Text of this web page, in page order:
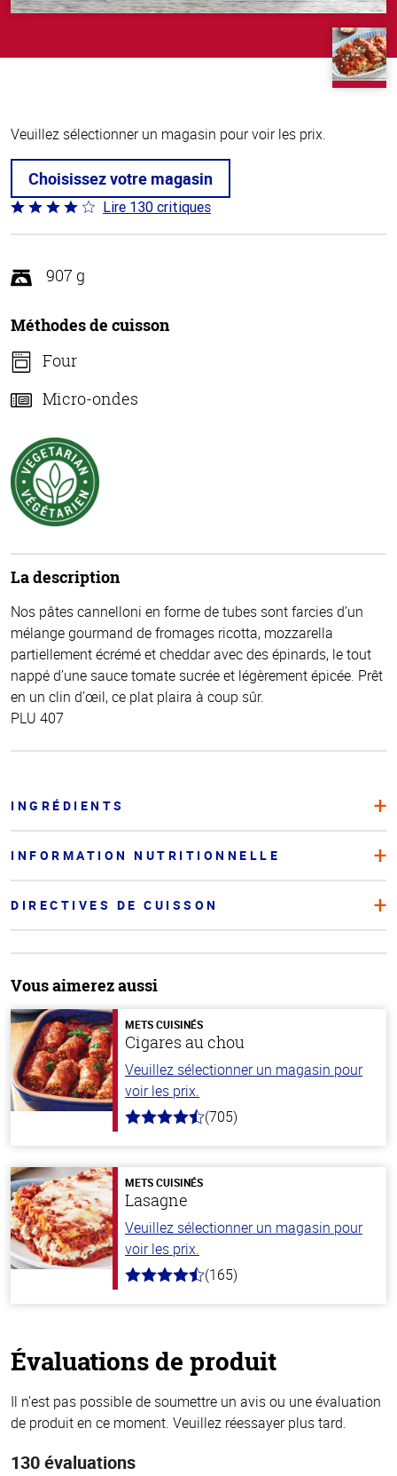
Veuillez sélectionner un magasin pour voir les prix.
Choisissez votre magasin
Coté
4 sur
Lire 130 critiques
907 g
Méthodes de cuisson
Four
Micro-ondes
La description
Nos pâtes cannelloni en forme de tubes sont farcies d’un
mélange gourmand de fromages ricotta, mozzarella
partiellement écrémé et cheddar avec des épinards, le tout
nappé d’une sauce tomate sucrée et légèrement épicée. Prêt
en un clin d’œil, ce plat plaira à coup sûr.
PLU 407
INGRÉDIENTS
INFORMATION NUTRITIONNELLE
DIRECTIVES DE CUISSON
Vous aimerez aussi
METS CUISINÉS
Cigares au chou
Veuillez sélectionner un magasin pour
voir les prix.
4.6
stars
(705)
METS CUISINÉS
Lasagne
Veuillez sélectionner un magasin pour
voir les prix.
4.1
(165)
Évaluations de produit
Il n’est pas possible de soumettre un avis ou une évaluation
de produit en ce moment. Veuillez réessayer plus tard.
130 évaluations